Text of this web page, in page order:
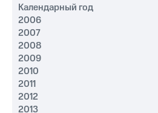
приобретения
Календарный год
2006
2007
2008
2009
2010
2011
2012
2013